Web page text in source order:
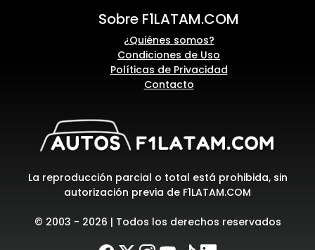
Sobre F1LATAM.COM
¿Quiénes somos?
Condiciones de Uso
Políticas de Privacidad
Contacto
La reproducción parcial o total está prohibida, sin
autorización previa de F1LATAM.COM
© 2003 - 2026 | Todos los derechos reservados